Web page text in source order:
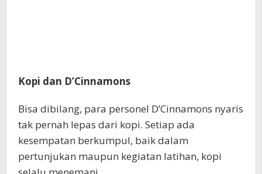
Kopi dan D’Cinnamons
Bisa dibilang, para personel D’Cinnamons nyaris
tak pernah lepas dari kopi. Setiap ada
kesempatan berkumpul, baik dalam
pertunjukan maupun kegiatan latihan, kopi